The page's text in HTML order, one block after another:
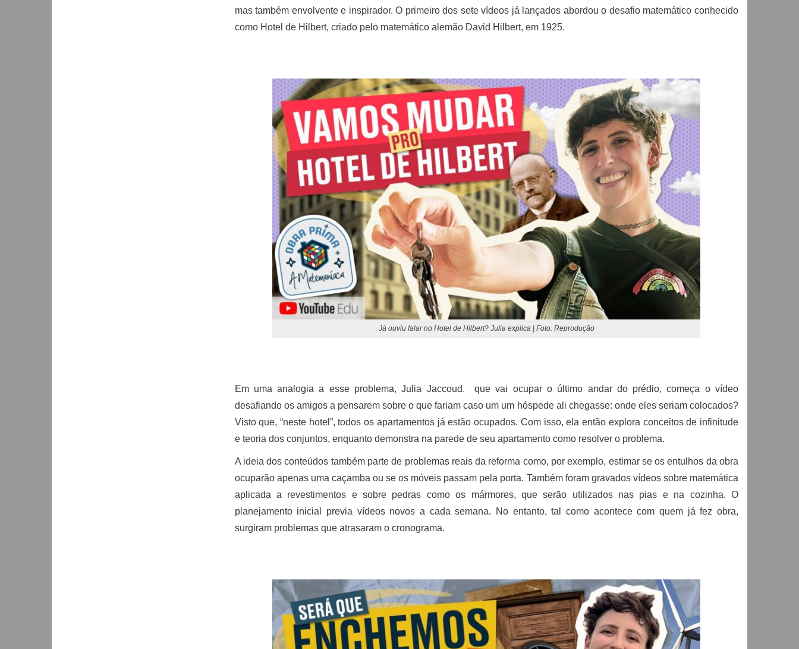
mas também envolvente e inspirador. O primeiro dos sete vídeos já lançados abordou o desafio matemático conhecido
como Hotel de Hilbert, criado pelo matemático alemão David Hilbert, em 1925.
Já ouviu falar no Hotel de Hilbert? Julia explica | Foto: Reprodução
Em uma analogia a esse problema, Julia Jaccoud, que vai ocupar o último andar do prédio, começa o vídeo
desafiando os amigos a pensarem sobre o que fariam caso um um hóspede ali chegasse: onde eles seriam colocados?
Visto que, “neste hotel”, todos os apartamentos já estão ocupados. Com isso, ela então explora conceitos de infinitude
e teoria dos conjuntos, enquanto demonstra na parede de seu apartamento como resolver o problema.
A ideia dos conteúdos também parte de problemas reais da reforma como, por exemplo, estimar se os entulhos da obra
ocuparão apenas uma caçamba ou se os móveis passam pela porta. Também foram gravados vídeos sobre matemática
aplicada a revestimentos e sobre pedras como os mármores, que serão utilizados nas pias e na cozinha. O
planejamento inicial previa vídeos novos a cada semana. No entanto, tal como acontece com quem já fez obra,
surgiram problemas que atrasaram o cronograma.